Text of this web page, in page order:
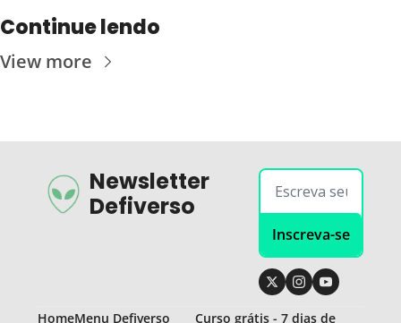
Continue lendo
View more
Newsletter
Defiverso
Inscreva-se
HomeMenu Defiverso Curso grátis - 7 dias de